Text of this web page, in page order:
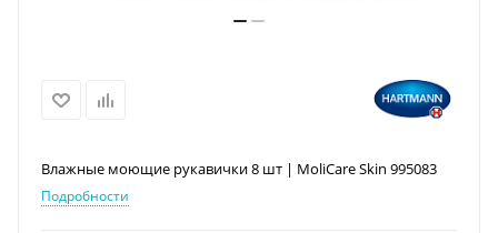
Влажные моющие рукавички 8 шт | MoliCare Skin 995083
Подробности